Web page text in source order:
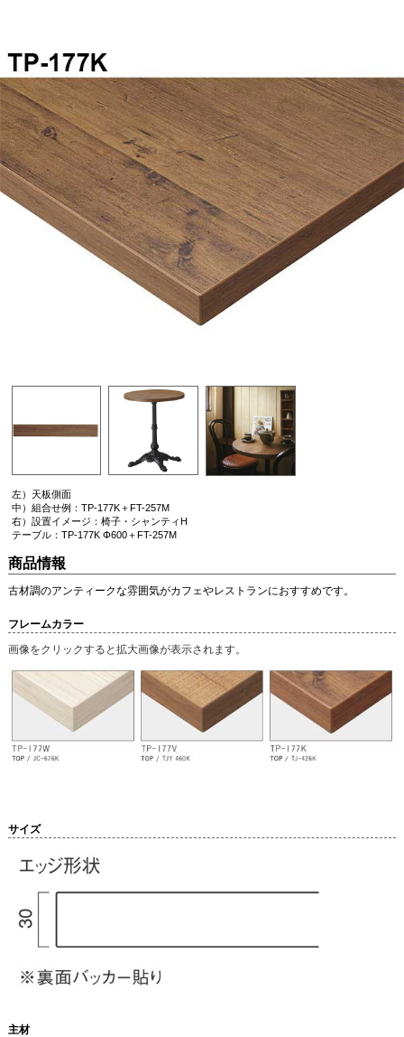
左）天板側面
中）組合せ例：TP-177K＋FT-257M
右）設置イメージ：椅子・シャンティH
テーブル：TP-177K Φ600＋FT-257M
商品情報
古材調のアンティークな雰囲気がカフェやレストランにおすすめです。
フレームカラー
画像をクリックすると拡大画像が表示されます。
サイズ
主材